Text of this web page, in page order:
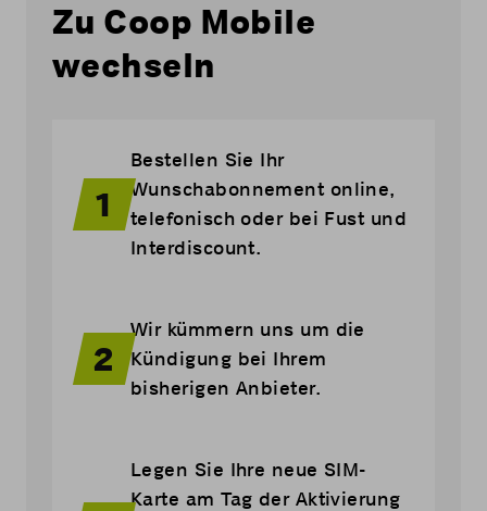
Zu Coop Mobile
wechseln
1
Bestellen Sie Ihr
Wunschabonnement online,
telefonisch oder bei Fust und
Interdiscount.
2
Wir kümmern uns um die
Kündigung bei Ihrem
bisherigen Anbieter.
Legen Sie Ihre neue SIM-
Karte am Tag der Aktivierung